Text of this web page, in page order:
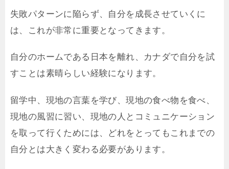
失敗パターンに陥らず、自分を成長させていくに
は、これが非常に重要となってきます。
自分のホームである日本を離れ、カナダで自分を試
すことは素晴らしい経験になります。
留学中、現地の言葉を学び、現地の食べ物を食べ、
現地の風習に習い、現地の人とコミュニケーション
を取って行くためには、どれをとってもこれまでの
自分とは大きく変わる必要があります。